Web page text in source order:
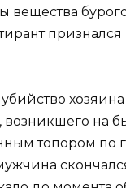
признался
возникшего на
топором по